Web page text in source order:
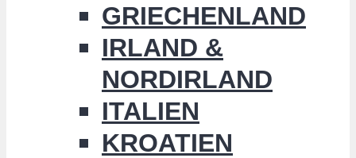
GRIECHENLAND
IRLAND &
NORDIRLAND
ITALIEN
KROATIEN